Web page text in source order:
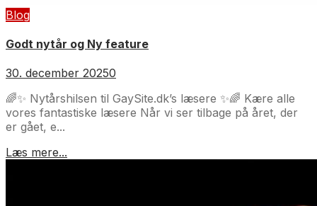
Blog
Godt nytår og Ny feature
30. december 20250
🌈✨ Nytårshilsen til GaySite.dk’s læsere ✨🌈 Kære alle
vores fantastiske læsere Når vi ser tilbage på året, der
er gået, e...
Læs mere...